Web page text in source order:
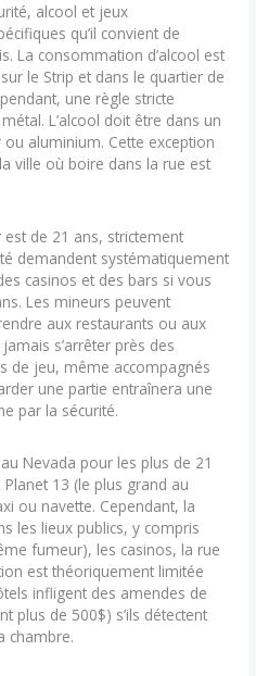
alcool et jeux
qu’il convient de
La consommation d’alcool est
le Strip et dans le quartier de
une règle stricte
L’alcool doit être dans un
aluminium. Cette exception
ville où boire dans la rue est
de 21 ans, strictement
demandent systématiquement
casinos et des bars si vous
Les mineurs peuvent
aux restaurants ou aux
s’arrêter près des
de jeu, même accompagnés
une partie entraînera une
par la sécurité.
Nevada pour les plus de 21
13 (le plus grand au
ou navette. Cependant, la
les lieux publics, y compris
fumeur), les casinos, la rue
est théoriquement limitée
infligent des amendes de
plus de 500$) s’ils détectent
chambre.